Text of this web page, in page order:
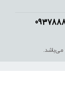
می‌باشد.